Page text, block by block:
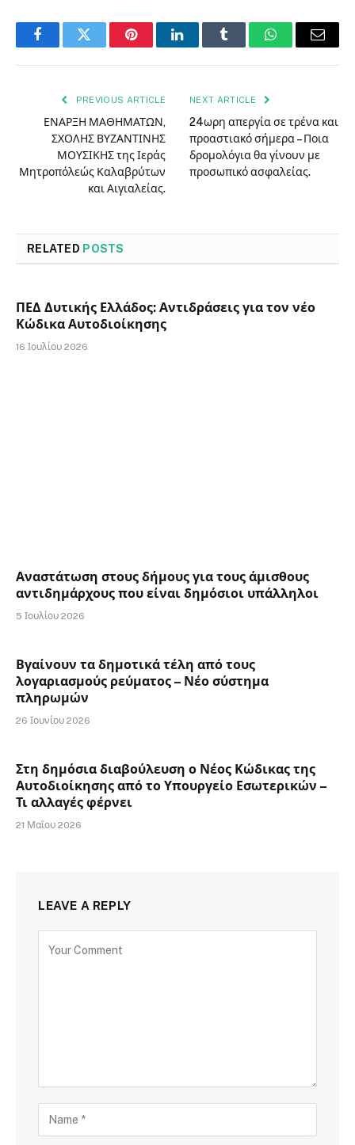
FacebookTwitter PinterestLinkedInTumblr WhatsAppEmail
PREVIOUS ARTICLE
ΕΝΑΡΞΗ ΜΑΘΗΜΑΤΩΝ,
ΣΧΟΛΗΣ ΒΥΖΑΝΤΙΝΗΣ
ΜΟΥΣΙΚΗΣ της Ιεράς
Μητροπόλεώς Καλαβρύτων
και Αιγιαλείας.
NEXT ARTICLE
24ωρη απεργία σε τρένα και
προαστιακό σήμερα – Ποια
δρομολόγια θα γίνουν με
προσωπικό ασφαλείας.
RELATED POSTS
ΠΕΔ Δυτικής Ελλάδος: Αντιδράσεις για τον νέο
Κώδικα Αυτοδιοίκησης
16 Ιουλίου 2026
Αναστάτωση στους δήμους για τους άμισθους
αντιδημάρχους που είναι δημόσιοι υπάλληλοι
5 Ιουλίου 2026
Βγαίνουν τα δημοτικά τέλη από τους
λογαριασμούς ρεύματος – Νέο σύστημα
πληρωμών
26 Ιουνίου 2026
Στη δημόσια διαβούλευση ο Νέος Κώδικας της
Αυτοδιοίκησης από το Υπουργείο Εσωτερικών –
Τι αλλαγές φέρνει
21 Μαΐου 2026
LEAVE A REPLY